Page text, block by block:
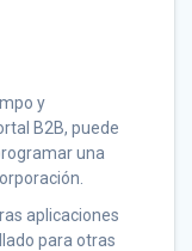
y
B2B, puede
una
aplicaciones
para otras